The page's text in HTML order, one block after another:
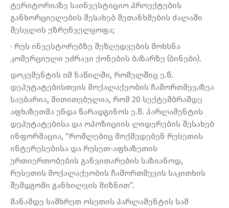
ტერიტორიაზე საინვესტიციო პროექტების
განხორციელების შესახებ შეთანხმების ძალაში
შესვლის უზრუნველყოფა;
· რუს ინვესტორებზე შეზღუდვების მოხსნა
კომერციული უძრავი ქონების ბაზარზე (ბინები).
დოკუმენტის იმ ნაწილში, რომელშიც ე.წ.
დეპუტატებისთვის მოქალაქეობის ჩამორთმევაზეა
საუბარია, მითითებულია, რომ 20 სექტემბრამდე
აფხაზეთმა უნდა წარადგინოს ე.წ. პარლამენტის
დეპუტატებისა და ოპოზიციის ლიდერების შესახებ
ინფორმაცია, “რომლებიც მოქმედებენ რუსეთის
ინტერესებისა და რუსეთ-აფხაზეთის
ურთიერთობების განვითარების საზიანოდ,
რუსეთის მოქალაქეობის ჩამორთმევის საკითხის
შემდგომი განხილვის მიზნით”.
მანამდე სამხრეთ ოსეთის პარლამენტის სამ